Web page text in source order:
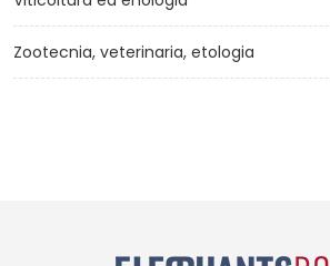
Zootecnia, veterinaria, etologia